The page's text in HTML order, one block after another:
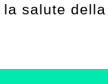
salute